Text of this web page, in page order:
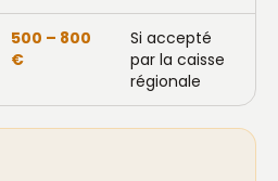
500 – 800
€
Si accepté
par la caisse
régionale